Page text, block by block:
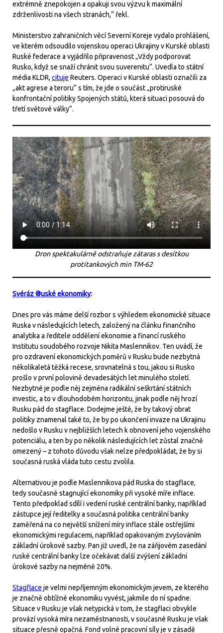
extrémně znepokojen a opakuji svou výzvu k maximální
zdrženlivosti na všech stranách,“ řekl.
Ministerstvo zahraničních věcí Severní Koreje vydalo prohlášení,
ve kterém odsoudilo vojenskou operaci Ukrajiny v Kurské oblasti
Ruské federace a vyjádřilo připravenost „Vždy podporovat
Rusko, když se snaží chránit svou suverenitu“. Uvedla to státní
média KLDR, cituje Reuters. Operaci v Kurské oblasti označili za
„akt agrese a teroru“ s tím, že jde o součást „protiruské
konfrontační politiky Spojených států, která situaci posouvá do
třetí světové války“.
Dron spektakulárně odstraňuje zátaras s desítkou
protitankových min TM-62
Svéráz ®uské ekonomiky:
Dnes pro vás máme delší rozbor s výhledem ekonomické situace
Ruska v následujících letech, založený na článku finančního
analytika a ředitele oddělení ekonomie a financí ruského
Institutu soudobého rozvoje Nikita Maslennikov. Ten uvádí, že
pro ozdravení ekonomických poměrů v Rusku bude nezbytná
několikaletá těžká recese, srovnatelná s tou, jakou si Rusko
prošlo v první polovině devadesátých let minulého století.
Nezbytné je podle něj zejména radikální seškrtání státních
investic, a to v dlouhodobém horizontu, jinak podle něj hrozí
Rusku pád do stagflace. Dodejme ještě, že by takový obrat
politiky znamenal také to, že by po ukončení invaze na Ukrajinu
nedošlo v Rusku v nejbližších letech k obnovení jeho vojenského
potenciálu, a ten by po několik následujících let zůstal značně
omezený – z tohoto důvodu však nelze předpokládat, že by si
současná ruská vláda tuto cestu zvolila.
Alternativou je podle Maslennikova pád Ruska do stagflace,
tedy současně stagnující ekonomiky při vysoké míře inflace.
Tento předpoklad sdílí i vedení ruské centrální banky, například
zástupce její ředitelky a současná politika centrální banky
zaměřená na co největší snížení míry inflace stále ostřejšími
ekonomickými regulacemi, například opakovaným zvyšováním
základní úrokové sazby. Pan již uvedl, že na zářijovém zasedání
ruské centrální banky lze očekávat další zvýšení základní
úrokové sazby na nejméně 20%.
Stagflace je velmi nepříjemným ekonomickým jevem, ze kterého
je značně obtížné ekonomiku vyvést, jakmile do ní spadne.
Situace v Rusku je však netypická v tom, že stagflaci obvykle
provází vysoká míra nezaměstnanosti, v současné Rusku je však
situace přesně opačná. Fond volné pracovní síly je v zásadě